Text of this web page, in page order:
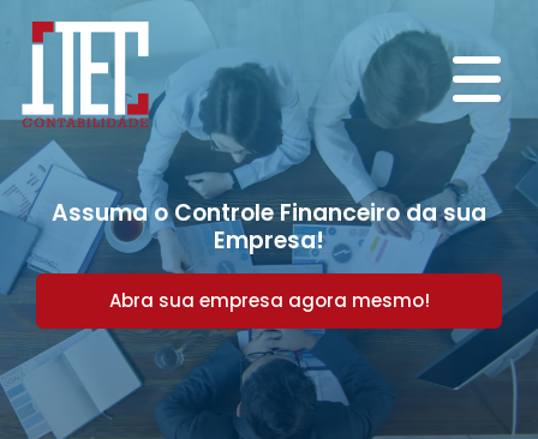
Assuma o Controle Financeiro da sua
Empresa!
Abra sua empresa agora mesmo!